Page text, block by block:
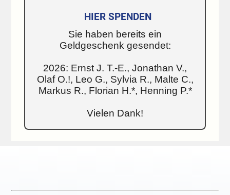
HIER SPENDEN
Sie haben bereits ein
Geldgeschenk gesendet:
2026: Ernst J. T.-E., Jonathan V.,
Olaf O.!, Leo G., Sylvia R., Malte C.,
Markus R., Florian H.*, Henning P.*
Vielen Dank!